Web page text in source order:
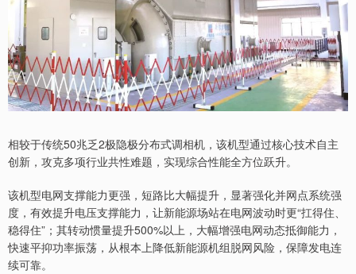
相较于传统50兆乏2极隐极分布式调相机，该机型通过核心技术自主
创新，攻克多项行业共性难题，实现综合性能全方位跃升。
该机型电网支撑能力更强，短路比大幅提升，显著强化并网点系统强
度，有效提升电压支撑能力，让新能源场站在电网波动时更“扛得住、
稳得住”；其转动惯量提升500%以上，大幅增强电网动态抵御能力，
快速平抑功率振荡，从根本上降低新能源机组脱网风险，保障发电连
续可靠。